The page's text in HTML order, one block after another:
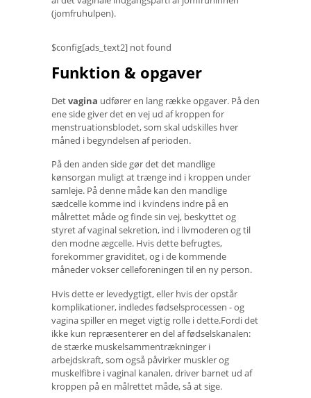
(jomfruhulpen).
$config[ads_text2] not found
Funktion & opgaver
Detvagina udfører en lang række opgaver. På den
ene side giver det en vej ud af kroppen for
menstruationsblodet, som skal udskilles hver
måned i begyndelsen af ​​perioden.
På den anden side gør det det mandlige
kønsorgan muligt at trænge ind i kroppen under
samleje. På denne måde kan den mandlige
sædcelle komme ind i kvindens indre på en
målrettet måde og finde sin vej, beskyttet og
styret af vaginal sekretion, ind i livmoderen og til
den modne ægcelle. Hvis dette befrugtes,
forekommer graviditet, og i de kommende
måneder vokser celleforeningen til en ny person.
Hvis dette er levedygtigt, eller hvis der opstår
komplikationer, indledes fødselsprocessen - og
vagina spiller en meget vigtig rolle i dette.Fordi det
ikke kun repræsenterer en del af fødselskanalen:
de stærke muskelsammentrækninger i
arbejdskraft, som også påvirker muskler og
muskelfibre i vaginal kanalen, driver barnet ud af
kroppen på en målrettet måde, så at sige.